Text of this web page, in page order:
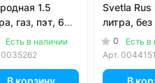
1.5
газ, пэт, 6
уп.
Есть в наличии
0035262
Svetla Rus
литра, без
пэт, 12
0
Есть в
Арт.